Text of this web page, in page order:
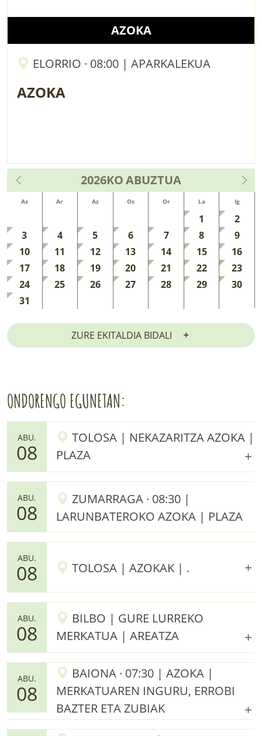
AZOKA
ELORRIO · 08:00 | APARKALEKUA
AZOKA
2026KOABUZTUA
As Ar Az Os Or La Ig
1
2
3
4 5 6 7 8
9
10
11 12 13 14 15
16
17
18 19 20 21 22
23
24
25 26 27 28 29
30
31
ZURE EKITALDIA BIDALI
ONDORENGO EGUNETAN:
ABU.
08
TOLOSA | NEKAZARITZA AZOKA |
PLAZA
ABU.
08
ZUMARRAGA · 08:30 |
LARUNBATEROKO AZOKA | PLAZA
ABU.
08 TOLOSA | AZOKAK | .
ABU.
08
BILBO | GURE LURREKO
MERKATUA | AREATZA
ABU.
08
BAIONA · 07:30 | AZOKA |
MERKATUAREN INGURU, ERROBI
BAZTER ETA ZUBIAK